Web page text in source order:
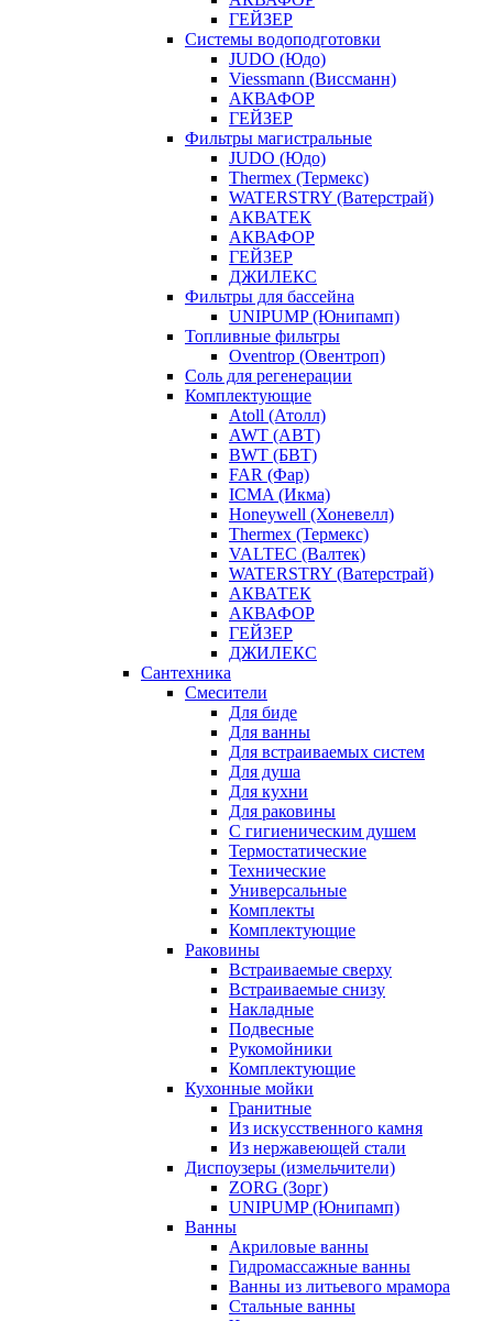
ГЕЙЗЕР
Системы водоподготовки
JUDO (Юдо)
Viessmann (Виссманн)
АКВАФОР
ГЕЙЗЕР
Фильтры магистральные
JUDO (Юдо)
Thermex (Термекс)
WATERSTRY (Ватерстрай)
АКВАТЕК
АКВАФОР
ГЕЙЗЕР
ДЖИЛЕКС
Фильтры для бассейна
UNIPUMP (Юнипамп)
Топливные фильтры
Oventrop (Овентроп)
Соль для регенерации
Комплектующие
Atoll (Атолл)
AWT (АВТ)
BWT (БВТ)
FAR (Фар)
ICMA (Икма)
Honeywell (Хоневелл)
Thermex (Термекс)
VALTEC (Валтек)
WATERSTRY (Ватерстрай)
АКВАТЕК
АКВАФОР
ГЕЙЗЕР
ДЖИЛЕКС
Сантехника
Смесители
Для биде
Для ванны
Для встраиваемых систем
Для душа
Для кухни
Для раковины
С гигиеническим душем
Термостатические
Технические
Универсальные
Комплекты
Комплектующие
Раковины
Встраиваемые сверху
Встраиваемые снизу
Накладные
Подвесные
Рукомойники
Комплектующие
Кухонные мойки
Гранитные
Из искусственного камня
Из нержавеющей стали
Диспоузеры (измельчители)
ZORG (Зорг)
UNIPUMP (Юнипамп)
Ванны
Акриловые ванны
Гидромассажные ванны
Ванны из литьевого мрамора
Стальные ванны